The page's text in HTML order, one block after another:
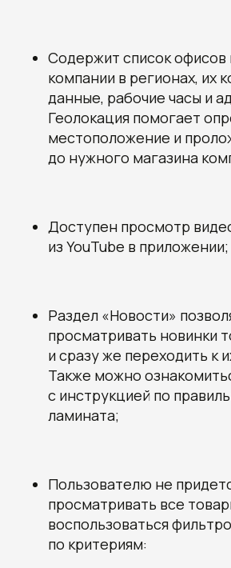
Содержит список
компании в регионах, их
данные, рабочие часы и
Геолокация помогает
местоположение и
до нужного магазина
Доступен просмотр
из YouTube в приложении;
Раздел «Новости»
просматривать новинки
и сразу же переходить к
Также можно
с инструкцией по
ламината;
Пользователю не
просматривать все
воспользоваться
по критериям: